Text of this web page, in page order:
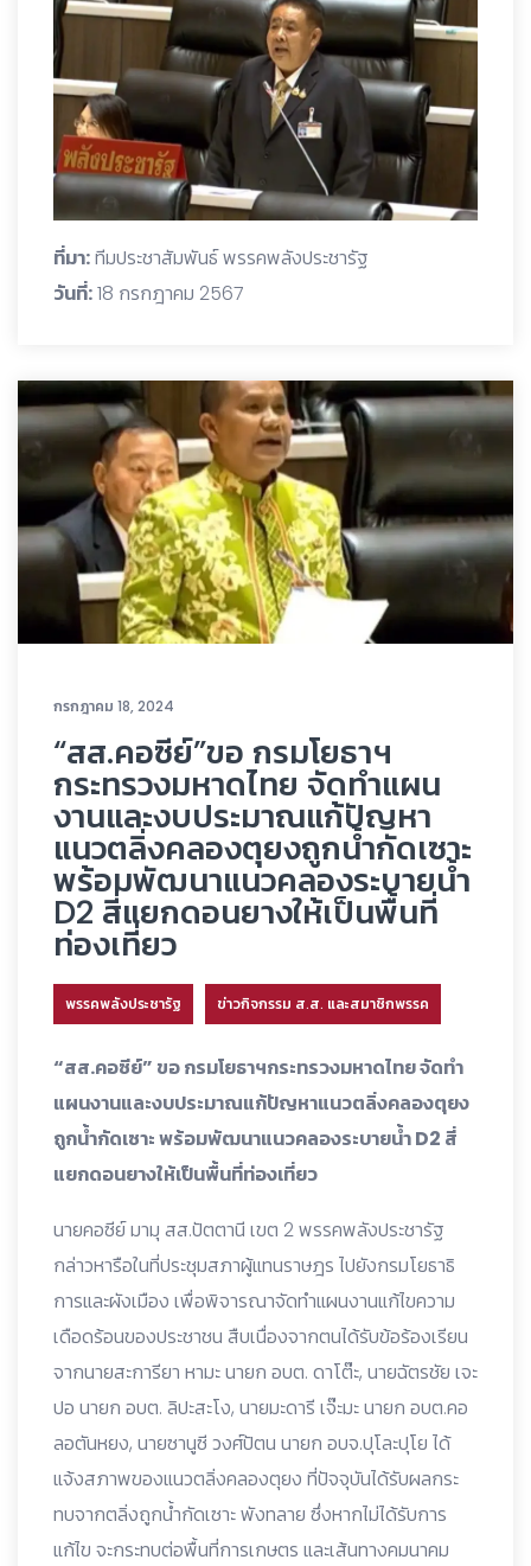
ที่มา:ทีมประชาสัมพันธ์ พรรคพลังประชารัฐ
วันที่:18 กรกฎาคม 2567
กรกฎาคม 18, 2024
“สส.คอซีย์”ขอ กรมโยธาฯ
กระทรวงมหาดไทย จัดทำแผน
งานและงบประมาณแก้ปัญหา
แนวตลิ่งคลองตุยงถูกน้ำกัดเซาะ
พร้อมพัฒนาแนวคลองระบายน้ำ
D2 สี่แยกดอนยางให้เป็นพื้นที่
ท่องเที่ยว
พรรคพลังประชารัฐ ข่าวกิจกรรม ส.ส. และสมาชิกพรรค
“สส.คอซีย์” ขอ กรมโยธาฯกระทรวงมหาดไทย จัดทำ
แผนงานและงบประมาณแก้ปัญหาแนวตลิ่งคลองตุยง
ถูกน้ำกัดเซาะ พร้อมพัฒนาแนวคลองระบายน้ำ D2 สี่
แยกดอนยางให้เป็นพื้นที่ท่องเที่ยว
นายคอซีย์ มามุ สส.ปัตตานี เขต 2 พรรคพลังประชารัฐ
กล่าวหารือในที่ประชุมสภาผู้แทนราษฎร ไปยังกรมโยธาธิ
การและผังเมือง เพื่อพิจารณาจัดทำแผนงานแก้ไขความ
เดือดร้อนของประชาชน สืบเนื่องจากตนได้รับข้อร้องเรียน
จากนายสะการียา หามะ นายก อบต. ดาโต๊ะ, นายฉัตรชัย เจะ
ปอ นายก อบต. ลิปะสะโง, นายมะดารี เจ๊ะมะ นายก อบต.คอ
ลอตันหยง, นายซานูซี วงศ์ปัตน นายก อบจ.ปุโละปุโย ได้
แจ้งสภาพของแนวตลิ่งคลองตุยง ที่ปัจจุบันได้รับผลกระ
ทบจากตลิ่งถูกน้ำกัดเซาะ พังทลาย ซึ่งหากไม่ได้รับการ
แก้ไข จะกระทบต่อพื้นที่การเกษตร และเส้นทางคมนาคม